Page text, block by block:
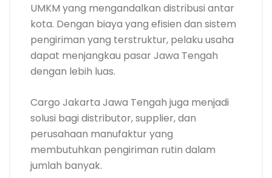
UMKM yang mengandalkan distribusi antar
kota. Dengan biaya yang efisien dan sistem
pengiriman yang terstruktur, pelaku usaha
dapat menjangkau pasar Jawa Tengah
dengan lebih luas.
Cargo Jakarta Jawa Tengah juga menjadi
solusi bagi distributor, supplier, dan
perusahaan manufaktur yang
membutuhkan pengiriman rutin dalam
jumlah banyak.